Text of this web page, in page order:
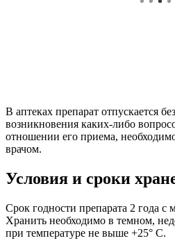
В аптеках препарат отпускается
возникновения каких-либо
отношении его приема,
врачом.
Условия и сроки
Срок годности препарата 2 года с
Хранить необходимо в темном,
при температуре не выше +25° С.